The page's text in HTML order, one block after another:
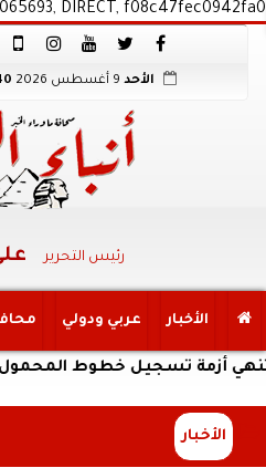
DIRECT, f08c47fec0942fa0
الأحد
رئيس التحرير
الأخبار عربي ودولي
تسجيل خطوط المحمول خلال
الأخبار